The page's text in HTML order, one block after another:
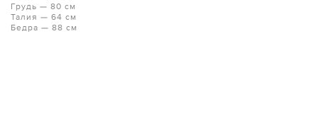
Грудь — 80 см
Талия — 64 см
Бедра — 88 см